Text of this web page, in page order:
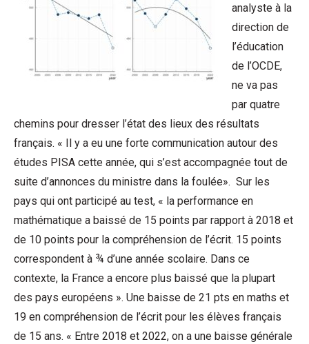
analyste à la
direction de
l’éducation
de l’OCDE,
ne va pas
par quatre
chemins pour dresser l’état des lieux des résultats
français. « Il y a eu une forte communication autour des
études PISA cette année, qui s’est accompagnée tout de
suite d’annonces du ministre dans la foulée». Sur les
pays qui ont participé au test, « la performance en
mathématique a baissé de 15 points par rapport à 2018 et
de 10 points pour la compréhension de l’écrit. 15 points
correspondent à ¾ d’une année scolaire. Dans ce
contexte, la France a encore plus baissé que la plupart
des pays européens ». Une baisse de 21 pts en maths et
19 en compréhension de l’écrit pour les élèves français
de 15 ans. « Entre 2018 et 2022, on a une baisse générale